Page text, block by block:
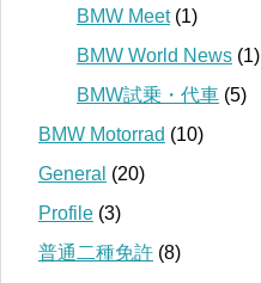
BMW Meet(1)
BMW World News (1)
BMW試乗・代車 (5)
BMW Motorrad (10)
General (20)
Profile (3)
普通二種免許 (8)